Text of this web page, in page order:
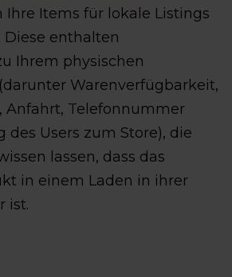
Items für lokale Listings
enthalten
Ihrem physischen
Warenverfügbarkeit,
Anfahrt, Telefonnummer
des Users zum Store), die
lassen, dass das
in einem Laden in ihrer
ist.